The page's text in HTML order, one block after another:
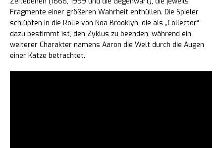
Fragmente einer größeren Wahrheit enthüllen. Die Spieler
schlüpfen in die Rolle von Noa Brooklyn, die als „Collector“
dazu bestimmt ist, den Zyklus zu beenden, während ein
weiterer Charakter namens Aaron die Welt durch die Augen
einer Katze betrachtet.